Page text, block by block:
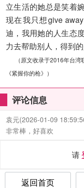
立生活的她总是笑着
现在我只想give
迪，我用她的人生态
力去帮助别人，得到
（原文收录于2016年台
《紧握你的枪》）
评论信息
袁元(2026-01-09
非常棒，好喜欢
请
返回首页